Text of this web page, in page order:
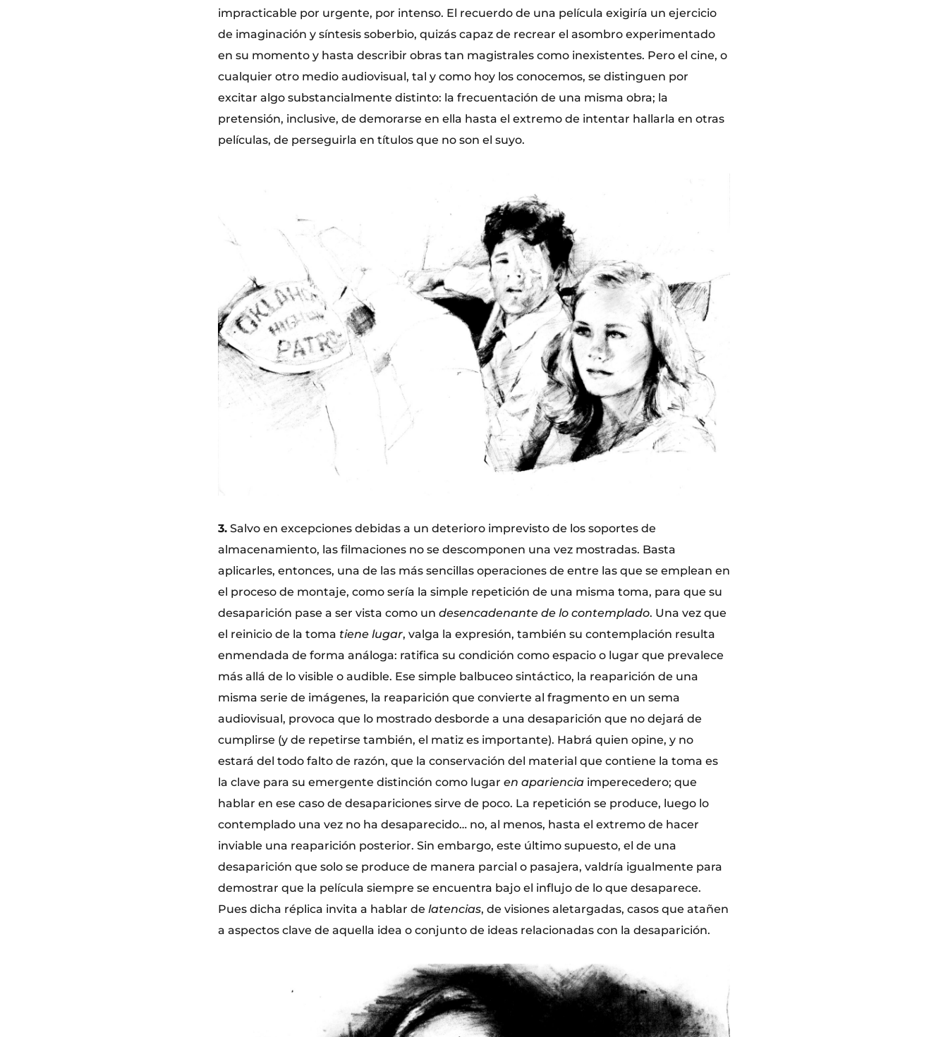
impracticable por urgente, por intenso. El recuerdo de una película exigiría un ejercicio
de imaginación y síntesis soberbio, quizás capaz de recrear el asombro experimentado
en su momento y hasta describir obras tan magistrales como inexistentes. Pero el cine, o
cualquier otro medio audiovisual, tal y como hoy los conocemos, se distinguen por
excitar algo substancialmente distinto: la frecuentación de una misma obra; la
pretensión, inclusive, de demorarse en ella hasta el extremo de intentar hallarla en otras
películas, de perseguirla en títulos que no son el suyo.
3. Salvo en excepciones debidas a un deterioro imprevisto de los soportes de
almacenamiento, las filmaciones no se descomponen una vez mostradas. Basta
aplicarles, entonces, una de las más sencillas operaciones de entre las que se emplean en
el proceso de montaje, como sería la simple repetición de una misma toma, para que su
desaparición pase a ser vista como un desencadenante de lo contemplado. Una vez que
el reinicio de la toma tiene lugar, valga la expresión, también su contemplación resulta
enmendada de forma análoga: ratifica su condición como espacio o lugar que prevalece
más allá de lo visible o audible. Ese simple balbuceo sintáctico, la reaparición de una
misma serie de imágenes, la reaparición que convierte al fragmento en un sema
audiovisual, provoca que lo mostrado desborde a una desaparición que no dejará de
cumplirse (y de repetirse también, el matiz es importante). Habrá quien opine, y no
estará del todo falto de razón, que la conservación del material que contiene la toma es
la clave para su emergente distinción como lugar en apariencia imperecedero; que
hablar en ese caso de desapariciones sirve de poco. La repetición se produce, luego lo
contemplado una vez no ha desaparecido… no, al menos, hasta el extremo de hacer
inviable una reaparición posterior. Sin embargo, este último supuesto, el de una
desaparición que solo se produce de manera parcial o pasajera, valdría igualmente para
demostrar que la película siempre se encuentra bajo el influjo de lo que desaparece.
Pues dicha réplica invita a hablar de latencias, de visiones aletargadas, casos que atañen
a aspectos clave de aquella idea o conjunto de ideas relacionadas con la desaparición.